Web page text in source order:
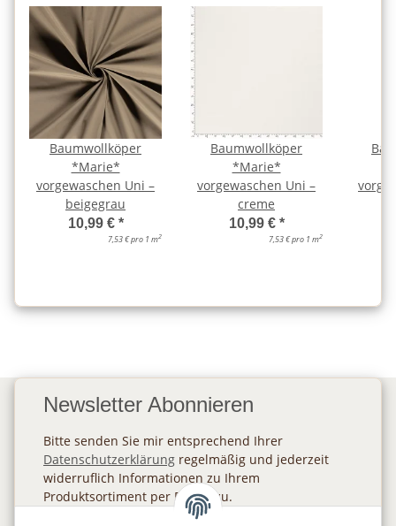
Baumwollköper
*Marie*
vorgewaschen Uni –
beigegrau
10,99 € *
7,53 € pro 1 m2
Baumwollköper
*Marie*
vorgewaschen Uni –
creme
10,99 € *
7,53 € pro 1 m2
Newsletter Abonnieren
Bitte senden Sie mir entsprechend Ihrer
Datenschutzerklärung regelmäßig und jederzeit
widerruflich Informationen zu Ihrem
Produktsortiment per E-Mail zu.